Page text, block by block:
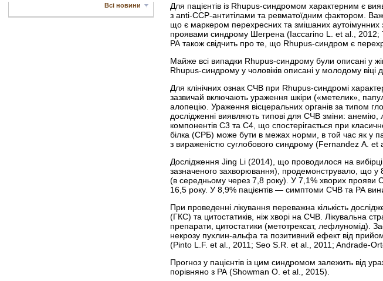
Всі новини
Для пацієнтів із Rhupus-синдромом характерним є
з anti-CCP-антитілами та ревматоїдним фактором.
що є маркером перехресних та змішаних
проявами синдрому Шегрена (Iaccarino L. et al., 2012;
РА також свідчить про те, що Rhupus-синдром є
Майже всі випадки Rhupus-синдрому були описані у
Rhupus-синдрому у чоловіків описані у молодому віці
Для клінічних ознак СЧВ при Rhupus-синдромі
зазвичай включають ураження шкіри («метелик»,
алопецію. Ураження вісцеральних органів за типом
дослідженні виявляють типові для СЧВ зміни:
компонентів С3 та С4, що спостерігається при
білка (СРБ) може бути в межах норми, в той час як у
з вираженістю суглобового синдрому (Fernandez A.
Дослідження Jing Li (2014), що проводилося на
зазначеного захворювання), продемонструвало, що у
(в середньому через 7,8 року). У 7,1% хворих прояви
16,5 року. У 8,9% пацієнтів — симптоми СЧВ та РА
При проведенні лікування переважна кількість
(ГКС) та цитостатиків, ніж хворі на СЧВ. Лікувальна
препарати, цитостатики (метотрексат, лефлуномід).
некрозу пухлин-альфа та позитивний ефект від
(Pinto L.F. et al., 2011; Seo S.R. et al., 2011; Andrade-
Прогноз у пацієнтів із цим синдромом залежить від
порівняно з РА (Showman O. et al., 2015).